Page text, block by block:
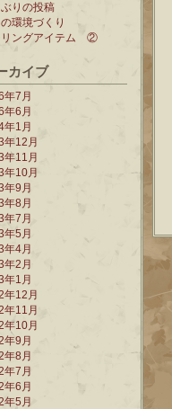
りの投稿
環境づくり
リングアイテム ②
カイブ
年7月
年6月
年1月
年12月
年11月
年10月
年9月
年8月
年7月
年5月
年4月
年2月
年1月
年12月
年11月
年10月
年9月
年8月
年7月
年6月
年5月